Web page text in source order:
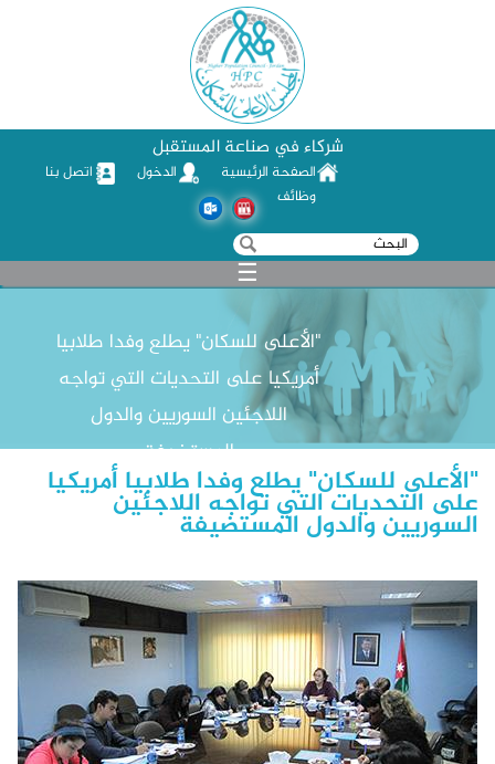
شركاء في صناعة المستقبل
الصفحة الرئيسية الدخول
اتصل بنا
وظائف
استمارة البحث
‏بحث ‏
☰
"الأعلى للسكان" يطلع وفدا طلابيا
أمريكيا على التحديات التي تواجه
اللاجئين السوريين والدول
المستضيفة
"الأعلى للسكان" يطلع وفدا طلابيا أمريكيا
على التحديات التي تواجه اللاجئين
السوريين والدول المستضيفة